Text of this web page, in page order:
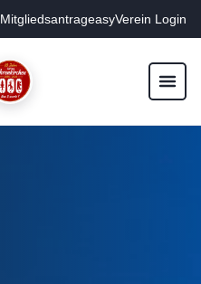
MitgliedsantrageasyVerein Login